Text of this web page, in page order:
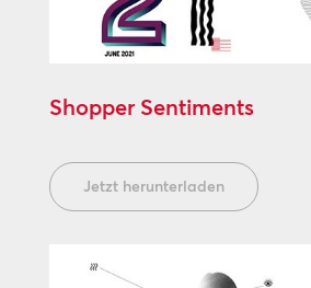
Shopper Sentiments
Jetzt herunterladen